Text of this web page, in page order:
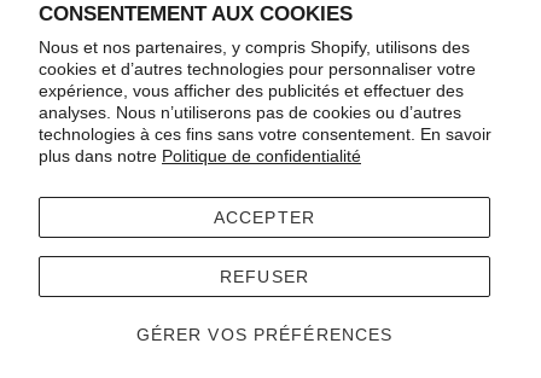
CONSENTEMENT AUX COOKIES
Nous et nos partenaires, y compris Shopify, utilisons des
cookies et d’autres technologies pour personnaliser votre
expérience, vous afficher des publicités et effectuer des
analyses. Nous n’utiliserons pas de cookies ou d’autres
technologies à ces fins sans votre consentement. En savoir
plus dans notre Politique de confidentialité
GÉRER VOS PRÉFÉRENCES
ACCEPTER
REFUSER
S&#39;INSCRIRE